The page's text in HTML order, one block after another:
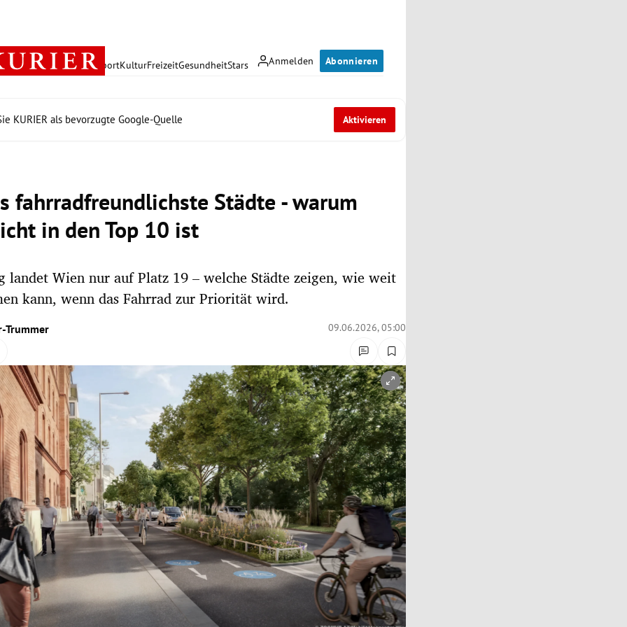
Anmelden Abonnieren
PolitikWirtschaft SportKulturFreizeitGesundheitStars
KURIER als bevorzugte Google-Quelle Aktivieren
fahrradfreundlichste Städte - warum
in den Top 10 ist
landet Wien nur auf Platz 19 – welche Städte zeigen, wie weit
kann, wenn das Fahrrad zur Priorität wird.
Trummer
09.06.2026, 05:00
öffnen/schließen